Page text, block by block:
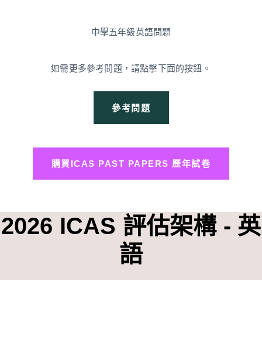
中學五年級英語問題
如需更多參考問題，請點擊下面的按鈕。
參考問題
購買ICAS PAST PAPERS 歷年試卷
2026 ICAS 評估架構 - 英
語